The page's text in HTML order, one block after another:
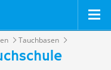
Tauchbasen